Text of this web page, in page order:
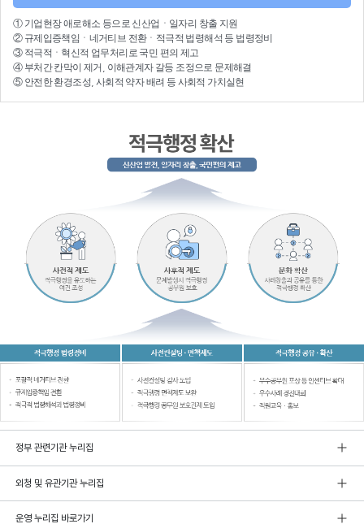
① 기업현장 애로해소 등으로 신산업 ㆍ 일자리 창출 지원
② 규제입증책임 ㆍ 네거티브 전환ㆍ적극적 법령해석 등 법령정비
③ 적극적 ㆍ 혁신적 업무처리 로 국민 편의 제고
④ 부처간 칸막이 제거, 이해관계자 갈등 조정으로 문제해결
⑤ 안전한 환경조성, 사회적 약자 배려 등 사회적 가치실현
정부 관련기관 누리집
외청 및 유관기관 누리집
운영 누리집 바로가기